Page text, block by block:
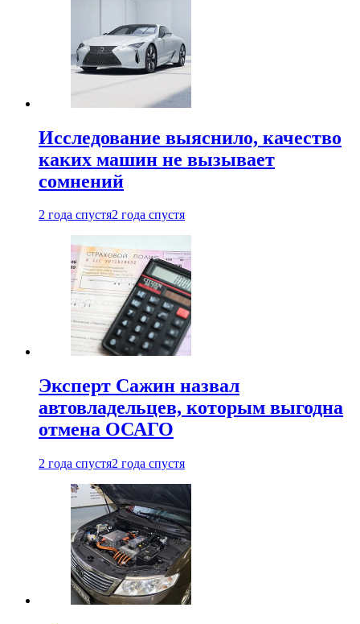
Исследование выяснило, качество
каких машин не вызывает
сомнений
2 года спустя2 года спустя
Эксперт Сажин назвал
автовладельцев, которым выгодна
отмена ОСАГО
2 года спустя2 года спустя